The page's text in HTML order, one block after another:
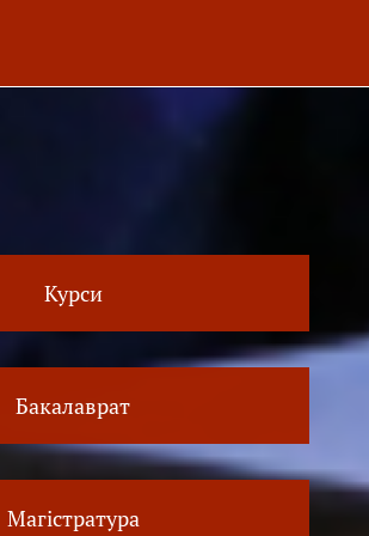
Курси
Бакалаврат
Магістратура